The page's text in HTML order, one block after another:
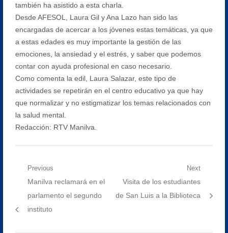
también ha asistido a esta charla.
Desde AFESOL, Laura Gil y Ana Lazo han sido las
encargadas de acercar a los jóvenes estas temáticas, ya que
a estas edades es muy importante la gestión de las
emociones, la ansiedad y el estrés, y saber que podemos
contar con ayuda profesional en caso necesario.
Como comenta la edil, Laura Salazar, este tipo de
actividades se repetirán en el centro educativo ya que hay
que normalizar y no estigmatizar los temas relacionados con
la salud mental.
Redacción: RTV Manilva.
Navegación
entradas
Previous
Previous
post:
Manilva reclamará en el
parlamento el segundo
instituto
Next
Next
post:
Visita de los estudiantes
de San Luis a la Biblioteca